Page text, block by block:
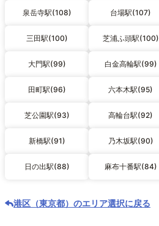
泉岳寺駅(108) 台場駅(107)
三田駅(100) 芝浦ふ頭駅(100)
大門駅(99) 白金高輪駅(99)
田町駅(96) 六本木駅(95)
芝公園駅(93) 高輪台駅(92)
新橋駅(91) 乃木坂駅(90)
日の出駅(88) 麻布十番駅(84)
港区（東京都）のエリア選択に戻る